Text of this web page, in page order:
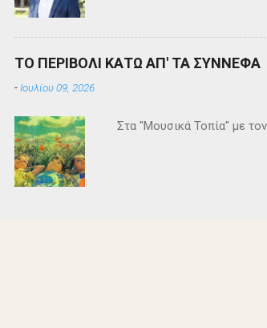
ΤΟ ΠΕΡΙΒΟΛΙ ΚΑΤΩ ΑΠ' ΤΑ ΣΥΝΝΕΦΑ
- Ιουλίου 09, 2026
Στα "Μουσικά Τοπία" με